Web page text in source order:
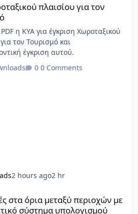
πλαισίου για τον
η ΚΥΑ για έγκριση Χωροταξικού
τον Τουρισμό και
έγκριση αυτού.
0 Comments
2 hours ago2 hr
στα όρια μεταξύ περιοχών με
σύστημα υπολογισμού